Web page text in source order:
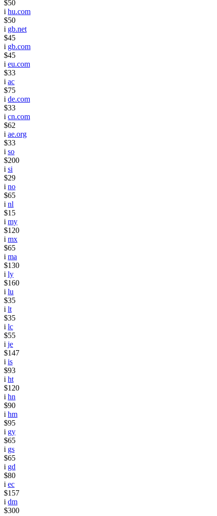
$50
i hu.com
$50
i gb.net
$45
i gb.com
$45
i eu.com
$33
i ac
$75
i de.com
$33
i cn.com
$62
i ae.org
$33
i so
$200
i si
$29
i no
$65
i nl
$15
i my
$120
i mx
$65
i ma
$130
i ly
$160
i lu
$35
i lt
$35
i lc
$55
i je
$147
i is
$93
i ht
$120
i hn
$90
i hm
$95
i gy
$65
i gs
$65
i gd
$80
i ec
$157
i dm
$300